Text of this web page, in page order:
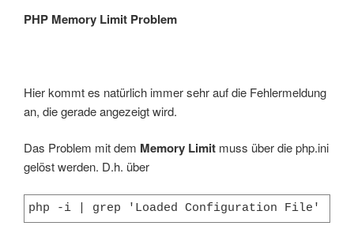
PHP Memory Limit Problem
Hier kommt es natürlich immer sehr auf die Fehlermeldung
an, die gerade angezeigt wird.
Das Problem mit dem Memory Limit muss über die php.ini
gelöst werden. D.h. über
php -i | grep 'Loaded Configuration File'